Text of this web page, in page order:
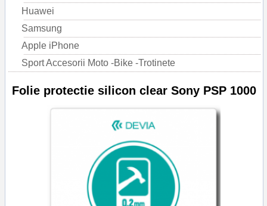
Huawei
Samsung
Apple iPhone
Sport Accesorii Moto -Bike -Trotinete
Folie protectie silicon clear Sony PSP 1000